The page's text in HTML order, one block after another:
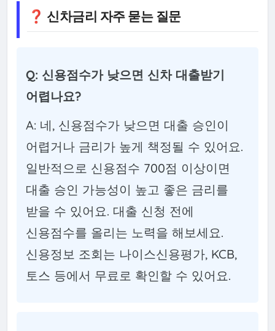
❓ 신차금리 자주 묻는 질문
Q: 신용점수가 낮으면 신차 대출받기
어렵나요?
A: 네, 신용점수가 낮으면 대출 승인이
어렵거나 금리가 높게 책정될 수 있어요.
일반적으로 신용점수 700점 이상이면
대출 승인 가능성이 높고 좋은 금리를
받을 수 있어요. 대출 신청 전에
신용점수를 올리는 노력을 해보세요.
신용정보 조회는 나이스신용평가, KCB,
토스 등에서 무료로 확인할 수 있어요.